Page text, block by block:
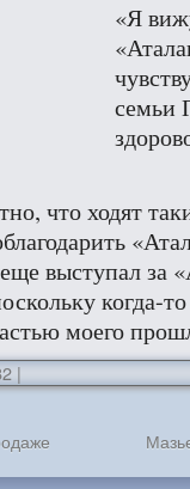
«Я
семьи
что ходят
выступал за
когда-
моего
|